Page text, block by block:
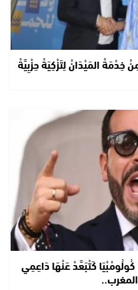
خِدْمَةْ المَيْدَانْ لِتَزْكِيَةْ حِزْبِيَّةْ
كَتْبَعَّدْ عَنْهَا دَاعِمِي